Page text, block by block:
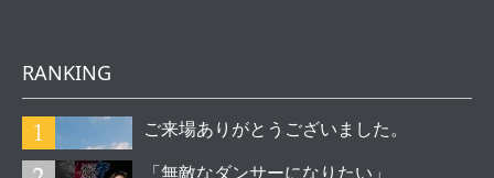
RANKING
ご来場ありがとうございました。
「無敵なダンサーになりたい」